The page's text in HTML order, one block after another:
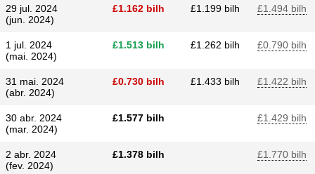
29 jul. 2024
(jun. 2024)
£​1.162 bilh £​1.199 bilh £​1.494 bilh
1 jul. 2024
(mai. 2024)
£​1.513 bilh £​1.262 bilh £​0.790 bilh
31 mai. 2024
(abr. 2024)
£​0.730 bilh £​1.433 bilh £​1.422 bilh
30 abr. 2024
(mar. 2024)
£​1.577 bilh £​1.429 bilh
2 abr. 2024
(fev. 2024)
£​1.378 bilh £​1.770 bilh